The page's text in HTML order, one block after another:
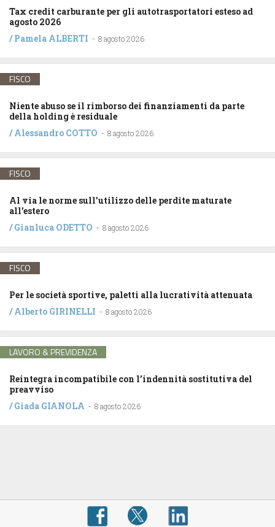
Tax credit carburante per gli autotrasportatori esteso ad
agosto 2026
/Pamela ALBERTI - 8 agosto 2026
FISCO
Niente abuso se il rimborso dei finanziamenti da parte
della holding è residuale
/Alessandro COTTO - 8 agosto 2026
FISCO
Al via le norme sull’utilizzo delle perdite maturate
all’estero
/Gianluca ODETTO - 8 agosto 2026
FISCO
Per le società sportive, paletti alla lucratività attenuata
/Alberto GIRINELLI - 8 agosto 2026
LAVORO & PREVIDENZA
Reintegra incompatibile con l’indennità sostitutiva del
preavviso
/Giada GIANOLA - 8 agosto 2026